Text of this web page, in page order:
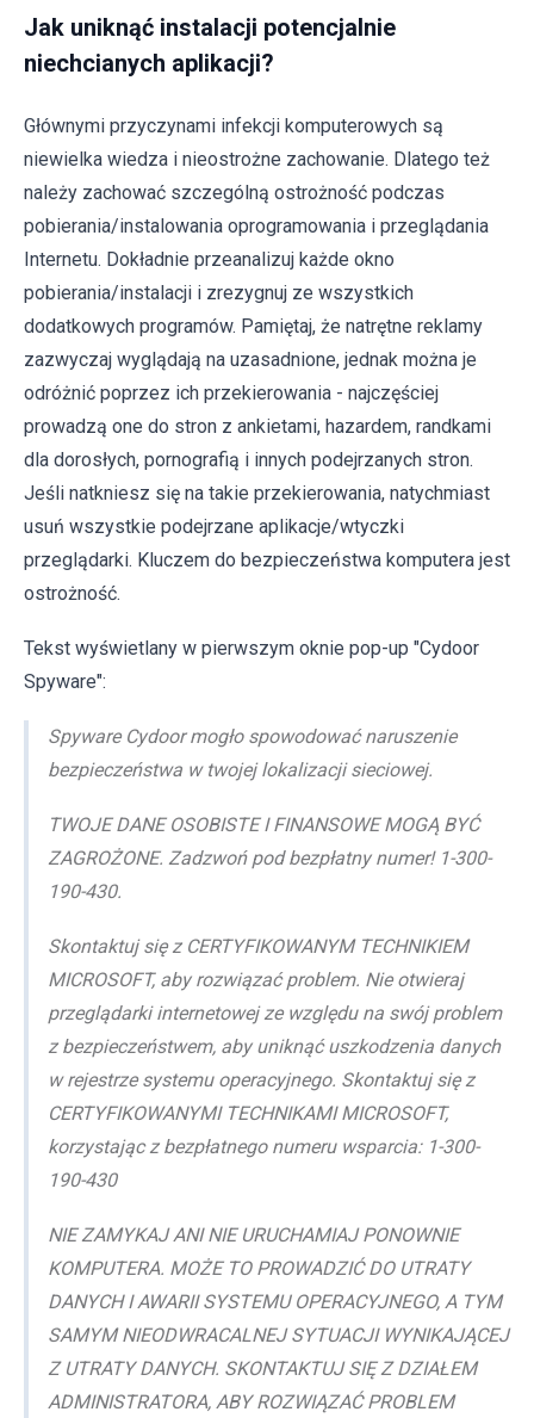
Jak uniknąć instalacji potencjalnie
niechcianych aplikacji?
Głównymi przyczynami infekcji komputerowych są
niewielka wiedza i nieostrożne zachowanie. Dlatego też
należy zachować szczególną ostrożność podczas
pobierania/instalowania oprogramowania i przeglądania
Internetu. Dokładnie przeanalizuj każde okno
pobierania/instalacji i zrezygnuj ze wszystkich
dodatkowych programów. Pamiętaj, że natrętne reklamy
zazwyczaj wyglądają na uzasadnione, jednak można je
odróżnić poprzez ich przekierowania - najczęściej
prowadzą one do stron z ankietami, hazardem, randkami
dla dorosłych, pornografią i innych podejrzanych stron.
Jeśli natkniesz się na takie przekierowania, natychmiast
usuń wszystkie podejrzane aplikacje/wtyczki
przeglądarki. Kluczem do bezpieczeństwa komputera jest
ostrożność.
Tekst wyświetlany w pierwszym oknie pop-up "Cydoor
Spyware":
Spyware Cydoor mogło spowodować naruszenie
bezpieczeństwa w twojej lokalizacji sieciowej.
TWOJE DANE OSOBISTE I FINANSOWE MOGĄ BYĆ
ZAGROŻONE. Zadzwoń pod bezpłatny numer! 1-300-
190-430.
Skontaktuj się z CERTYFIKOWANYM TECHNIKIEM
MICROSOFT, aby rozwiązać problem. Nie otwieraj
przeglądarki internetowej ze względu na swój problem
z bezpieczeństwem, aby uniknąć uszkodzenia danych
w rejestrze systemu operacyjnego. Skontaktuj się z
CERTYFIKOWANYMI TECHNIKAMI MICROSOFT,
korzystając z bezpłatnego numeru wsparcia: 1-300-
190-430
NIE ZAMYKAJ ANI NIE URUCHAMIAJ PONOWNIE
KOMPUTERA. MOŻE TO PROWADZIĆ DO UTRATY
DANYCH I AWARII SYSTEMU OPERACYJNEGO, A TYM
SAMYM NIEODWRACALNEJ SYTUACJI WYNIKAJĄCEJ
Z UTRATY DANYCH. SKONTAKTUJ SIĘ Z DZIAŁEM
ADMINISTRATORA, ABY ROZWIĄZAĆ PROBLEM